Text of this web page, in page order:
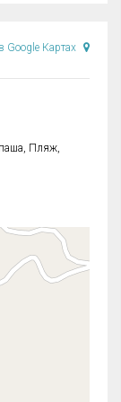
Google Картах
Пляж,